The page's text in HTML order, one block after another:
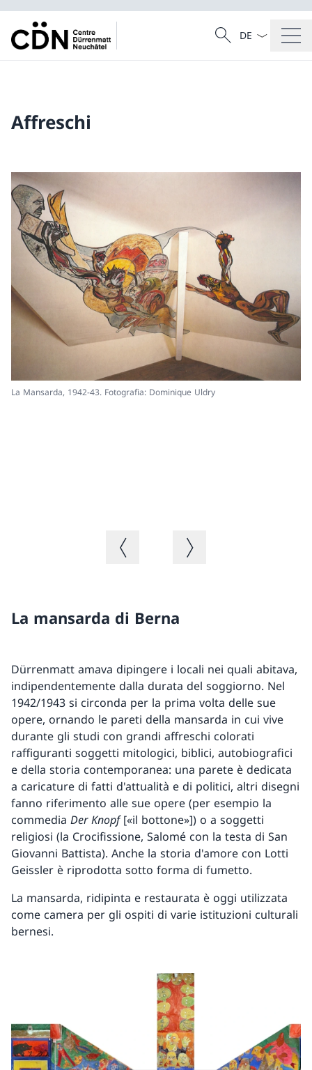
Cercare
Ricerca
Dal menu a
Affreschi
La Mansarda, 1942-43. Fotografia: Dominique Uldry
Immagine precedenteImmagine successiva
La mansarda di Berna
Dürrenmatt amava dipingere i locali nei quali abitava,
indipendentemente dalla durata del soggiorno. Nel
1942/1943 si circonda per la prima volta delle sue
opere, ornando le pareti della mansarda in cui vive
durante gli studi con grandi affreschi colorati
raffiguranti soggetti mitologici, biblici, autobiografici
e della storia contemporanea: una parete è dedicata
a caricature di fatti d'attualità e di politici, altri disegni
fanno riferimento alle sue opere (per esempio la
commedia Der Knopf[«il bottone»]) o a soggetti
religiosi (la Crocifissione, Salomé con la testa di San
Giovanni Battista). Anche la storia d'amore con Lotti
Geissler è riprodotta sotto forma di fumetto.
La mansarda, ridipinta e restaurata è oggi utilizzata
come camera per gli ospiti di varie istituzioni culturali
bernesi.